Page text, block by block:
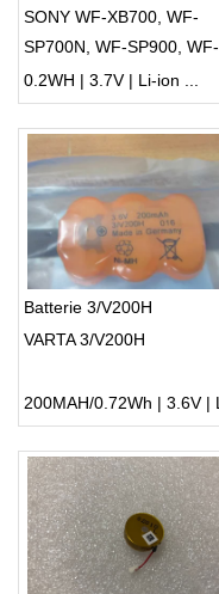
SONY WF-XB700, WF-
SP700N, WF-SP900, WF-
1000XM3(2PCS)
0.2WH | 3.7V | Li-ion ...
Batterie 3/V200H
VARTA 3/V200H